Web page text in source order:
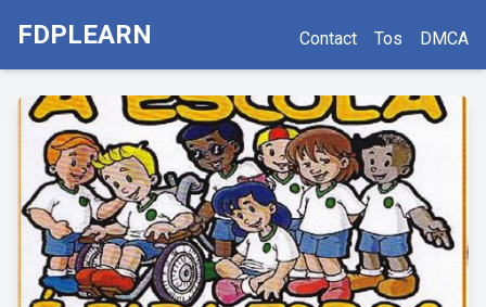
FDPLEARN Contact Tos DMCA